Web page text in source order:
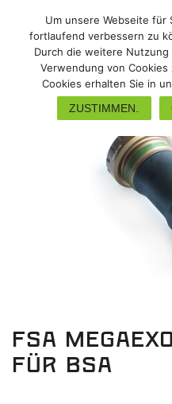
FSA
für BSA
Um unsere Webseite für
fortlaufend verbessern zu
Durch die weitere
Verwendung von
Cookies erhalten Sie in
ZUSTIMMEN.